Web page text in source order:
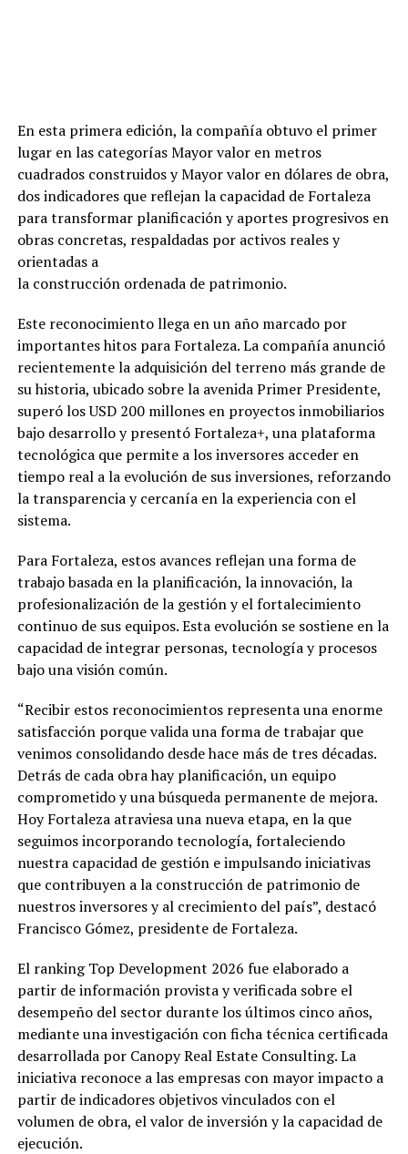
En esta primera edición, la compañía obtuvo el primer
lugar en las categorías Mayor valor en metros
cuadrados construidos y Mayor valor en dólares de obra,
dos indicadores que reflejan la capacidad de Fortaleza
para transformar planificación y aportes progresivos en
obras concretas, respaldadas por activos reales y
orientadas a
la construcción ordenada de patrimonio.
Este reconocimiento llega en un año marcado por
importantes hitos para Fortaleza. La compañía anunció
recientemente la adquisición del terreno más grande de
su historia, ubicado sobre la avenida Primer Presidente,
superó los USD 200 millones en proyectos inmobiliarios
bajo desarrollo y presentó Fortaleza+, una plataforma
tecnológica que permite a los inversores acceder en
tiempo real a la evolución de sus inversiones, reforzando
la transparencia y cercanía en la experiencia con el
sistema.
Para Fortaleza, estos avances reflejan una forma de
trabajo basada en la planificación, la innovación, la
profesionalización de la gestión y el fortalecimiento
continuo de sus equipos. Esta evolución se sostiene en la
capacidad de integrar personas, tecnología y procesos
bajo una visión común.
“Recibir estos reconocimientos representa una enorme
satisfacción porque valida una forma de trabajar que
venimos consolidando desde hace más de tres décadas.
Detrás de cada obra hay planificación, un equipo
comprometido y una búsqueda permanente de mejora.
Hoy Fortaleza atraviesa una nueva etapa, en la que
seguimos incorporando tecnología, fortaleciendo
nuestra capacidad de gestión e impulsando iniciativas
que contribuyen a la construcción de patrimonio de
nuestros inversores y al crecimiento del país”, destacó
Francisco Gómez, presidente de Fortaleza.
El ranking Top Development 2026 fue elaborado a
partir de información provista y verificada sobre el
desempeño del sector durante los últimos cinco años,
mediante una investigación con ficha técnica certificada
desarrollada por Canopy Real Estate Consulting. La
iniciativa reconoce a las empresas con mayor impacto a
partir de indicadores objetivos vinculados con el
volumen de obra, el valor de inversión y la capacidad de
ejecución.